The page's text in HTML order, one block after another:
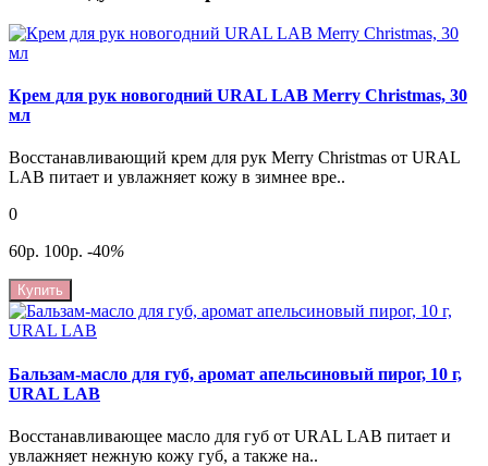
Крем для рук новогодний URAL LAB Merry Christmas, 30
мл
Восстанавливающий крем для рук Merry Christmas от URAL
LAB питает и увлажняет кожу в зимнее вре..
0
60р. 100р. -40%
Купить
Бальзам-масло для губ, аромат апельсиновый пирог, 10 г,
URAL LAB
Восстанавливающее масло для губ от URAL LAB питает и
увлажняет нежную кожу губ, а также на..